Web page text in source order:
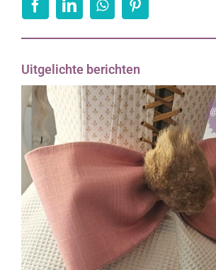
Uitgelichte berichten